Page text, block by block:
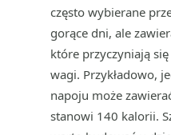
często wybierane
gorące dni, ale
które przyczyniają
wagi. Przykładowo,
napoju może
stanowi 140 kalorii.